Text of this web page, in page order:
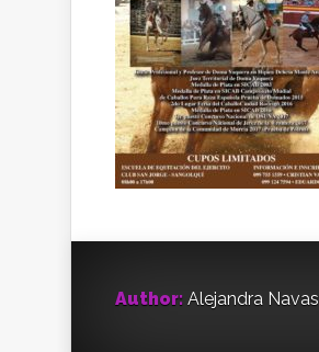
Author: Alejandra Navas